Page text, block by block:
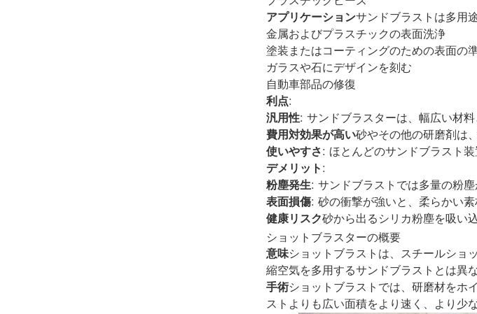
アプリケーションサンドブラストは多用
金属およびプラスチックの表面洗浄
塗装またはコーティングのための表面の
ガラスや石にデザインを刻む
自動車部品の修復
利点:
汎用性: サンドブラスターは、幅広い材料
費用対効果が高い砂やその他の研磨剤は
使いやすさ: ほとんどのサンドブラスト装
デメリット:
粉塵発生: サンドブラストでは多量の粉
表面損傷: 砂の衝撃が強いと、柔らかい
健康リスク砂から出るシリカ粉塵を吸い
ショットブラスターの概要
意味ショットブラストは、スチールショ
縮空気を多用するサンドブラストとは異
手術ショットブラストでは、研磨材をホ
ストよりも広い面積をより速く、より少